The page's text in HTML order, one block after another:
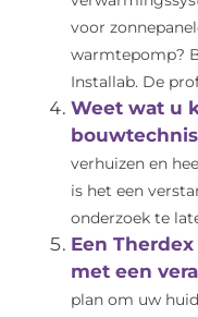
voor
warmtepomp?
Installab. De
Weet wat u
verhuizen en
is het een
onderzoek te
Een
met een
plan om uw